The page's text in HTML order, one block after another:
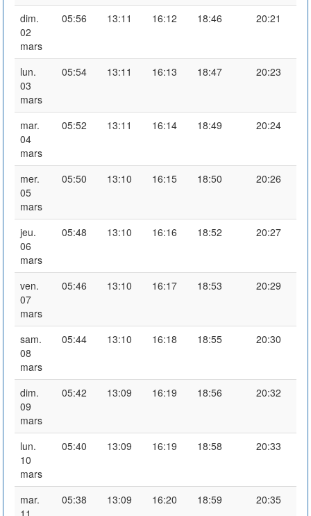
dim.
02
mars
05:56 13:11 16:12 18:46 20:21
lun.
03
mars
05:54 13:11 16:13 18:47 20:23
mar.
04
mars
05:52 13:11 16:14 18:49 20:24
mer.
05
mars
05:50 13:10 16:15 18:50 20:26
jeu.
06
mars
05:48 13:10 16:16 18:52 20:27
ven.
07
mars
05:46 13:10 16:17 18:53 20:29
sam.
08
mars
05:44 13:10 16:18 18:55 20:30
dim.
09
mars
05:42 13:09 16:19 18:56 20:32
lun.
10
mars
05:40 13:09 16:19 18:58 20:33
mar.
11
05:38 13:09 16:20 18:59 20:35